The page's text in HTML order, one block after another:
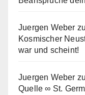
Juergen Weber zu
Kosmischer
war und scheint!
Juergen Weber zu
Quelle ∞ St.